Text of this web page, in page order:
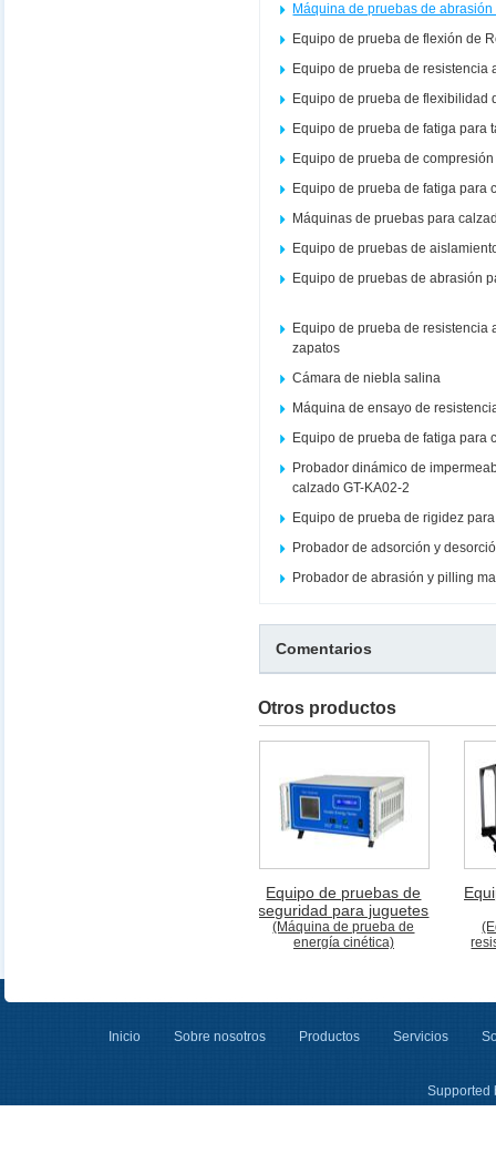
Máquina de pruebas de
Equipo de prueba de flexión de
Equipo de prueba de resistencia
Equipo de prueba de flexibilidad
Equipo de prueba de fatiga para
Equipo de prueba de
Equipo de prueba de fatiga para
Máquinas de pruebas para
Equipo de pruebas de
Equipo de pruebas de abrasión
Equipo de prueba de resistencia
zapatos
Cámara de niebla salina
Máquina de ensayo de
Equipo de prueba de fatiga para
Probador dinámico de
calzado GT-KA02-2
Equipo de prueba de rigidez
Probador de adsorción y
Probador de abrasión y pilling
Comentarios
Otros productos
Equipo de pruebas de
seguridad para juguetes
(Máquina de prueba de
energía cinética)
Inicio Sobre nosotros Productos Servicios
Supported